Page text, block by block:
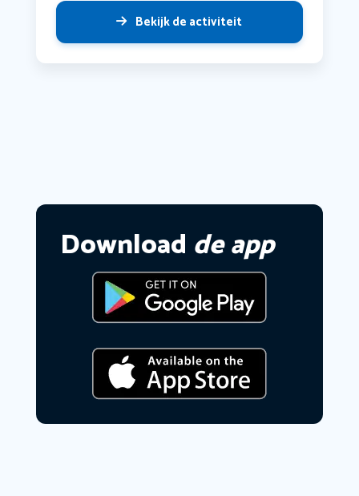
Bekijk de activiteit
Download de app